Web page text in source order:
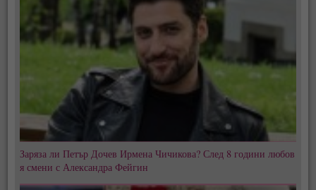
Заряза ли Петър Дочев Ирмена Чичикова? След 8 години любов
я смени с Александра Фейгин